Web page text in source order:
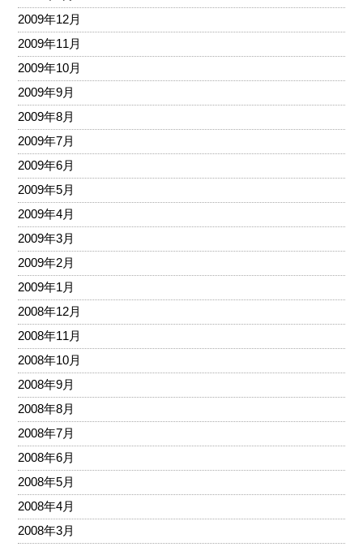
2009年12月
2009年11月
2009年10月
2009年9月
2009年8月
2009年7月
2009年6月
2009年5月
2009年4月
2009年3月
2009年2月
2009年1月
2008年12月
2008年11月
2008年10月
2008年9月
2008年8月
2008年7月
2008年6月
2008年5月
2008年4月
2008年3月